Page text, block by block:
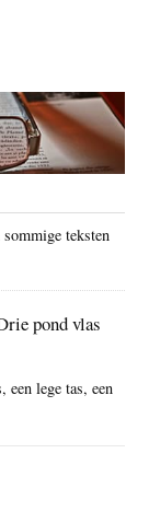
teksten
pond vlas
een lege tas, een